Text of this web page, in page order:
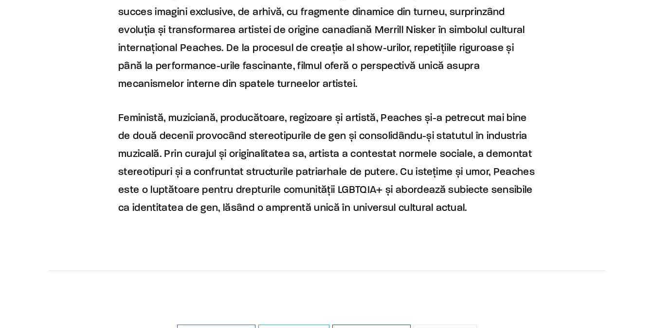
succes imagini exclusive, de arhivă, cu fragmente dinamice din turneu, surprinzând
evoluția și transformarea artistei de origine canadiană Merrill Nisker în simbolul cultural
internațional Peaches. De la procesul de creație al show-urilor, repetițiile riguroase și
până la performance-urile fascinante, filmul oferă o perspectivă unică asupra
mecanismelor interne din spatele turneelor artistei.
Feministă, muziciană, producătoare, regizoare și artistă, Peaches și-a petrecut mai bine
de două decenii provocând stereotipurile de gen și consolidându-și statutul în industria
muzicală. Prin curajul și originalitatea sa, artista a contestat normele sociale, a demontat
stereotipuri și a confruntat structurile patriarhale de putere. Cu istețime și umor, Peaches
este o luptătoare pentru drepturile comunității LGBTQIA+ și abordează subiecte sensibile
ca identitatea de gen, lăsând o amprentă unică în universul cultural actual.